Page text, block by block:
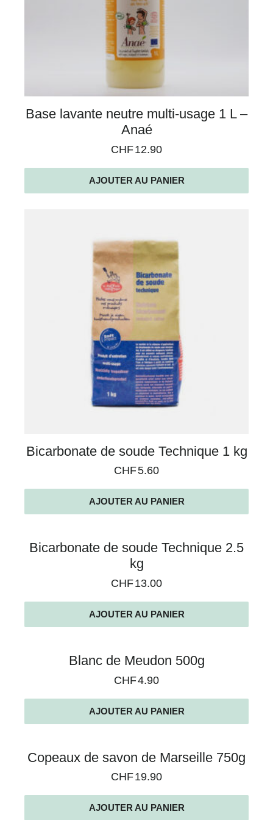
Base lavante neutre multi-usage 1 L –
Anaé
CHF12.90
AJOUTER AU PANIER
Bicarbonate de soude Technique 1 kg
CHF5.60
AJOUTER AU PANIER
Bicarbonate de soude Technique 2.5
kg
CHF13.00
AJOUTER AU PANIER
Blanc de Meudon 500g
CHF4.90
AJOUTER AU PANIER
Copeaux de savon de Marseille 750g
CHF19.90
AJOUTER AU PANIER